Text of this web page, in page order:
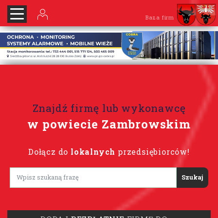
Baza firm
Znajdź firmę lub wykonawcę
w powiecie Zambrowskim
Dołącz do lokalnych przedsiębiorców!
Lorem ipsum